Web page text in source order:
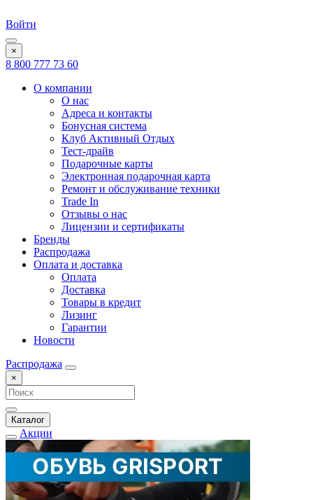
Войти
×
8 800 777 73 60
О компании
О нас
Адреса и контакты
Бонусная система
Клуб Активный Отдых
Тест-драйв
Подарочные карты
Электронная подарочная карта
Ремонт и обслуживание техники
Trade In
Отзывы о нас
Лицензии и сертификаты
Бренды
Распродажа
Оплата и доставка
Оплата
Доставка
Товары в кредит
Лизинг
Гарантии
Новости
Распродажа
×
Каталог
Акции